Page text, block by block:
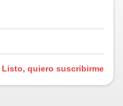
Listo, quiero suscribirme